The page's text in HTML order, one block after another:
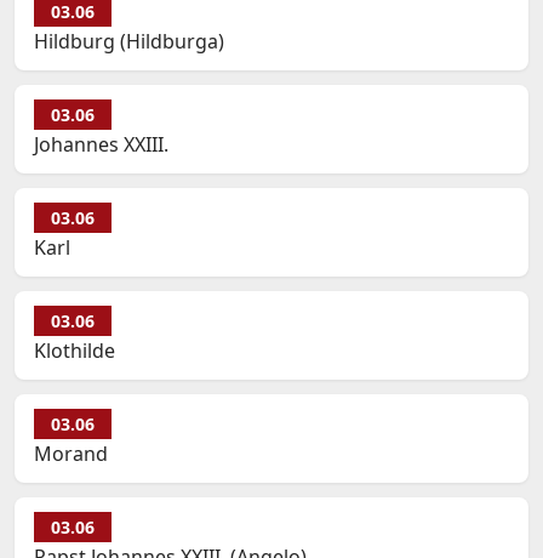
03.06
Hildburg (Hildburga)
03.06
Johannes XXIII.
03.06
Karl
03.06
Klothilde
03.06
Morand
03.06